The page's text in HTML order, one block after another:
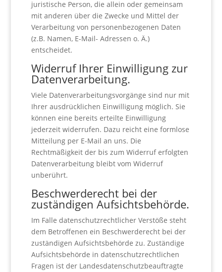
juristische Person, die allein oder gemeinsam
mit anderen über die Zwecke und Mittel der
Verarbeitung von personenbezogenen Daten
(z.B. Namen, E-Mail- Adressen o. Ä.)
entscheidet.
Widerruf Ihrer Einwilligung zur
Datenverarbeitung.
Viele Datenverarbeitungsvorgänge sind nur mit
Ihrer ausdrücklichen Einwilligung möglich. Sie
können eine bereits erteilte Einwilligung
jederzeit widerrufen. Dazu reicht eine formlose
Mitteilung per E-Mail an uns. Die
Rechtmäßigkeit der bis zum Widerruf erfolgten
Datenverarbeitung bleibt vom Widerruf
unberührt.
Beschwerderecht bei der
zuständigen Aufsichtsbehörde.
Im Falle datenschutzrechtlicher Verstöße steht
dem Betroffenen ein Beschwerderecht bei der
zuständigen Aufsichtsbehörde zu. Zuständige
Aufsichtsbehörde in datenschutzrechtlichen
Fragen ist der Landesdatenschutzbeauftragte